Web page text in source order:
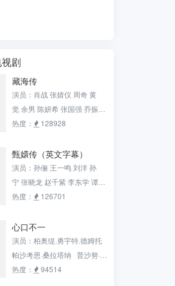
剧
藏海传
演员：肖战 张婧仪 周奇 黄
觉 余男 陈妍希 张国强 乔振
宇 田小洁 沙宝亮 张铎 白冰 赵
潼 刘潮 钟汉良
热度： 128928
甄嬛传（英文字幕）
演员：孙俪 王一鸣 刘洋 孙
宁 张晓龙 赵千紫 李东学 谭松
韵 陈建斌 李璐兵 蔡少芬 唐艺
波 沈保平 杨淇 陶昕然 孙茜 蓝
盈莹 张志伟 马丹阳 蒋欣 王丽
涵 徐璐 张雅萌 邬立朋 罗康 李
佳璇 刘荫 汪晴 战菁一 李宜
热度： 126701
心口不一
演员：柏奥缇.勇宇特.德姆托
帕沙考恩·桑拉塔纳 普沙努·翁
沙瓦尼查功 Punn
热度： 94514